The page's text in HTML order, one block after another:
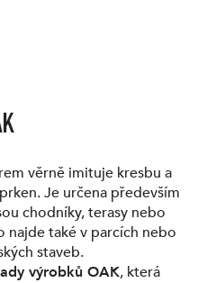
věrně imituje kresbu a
Je určena především
chodníky, terasy nebo
najde také v parcích nebo
staveb.
výrobků OAK, která